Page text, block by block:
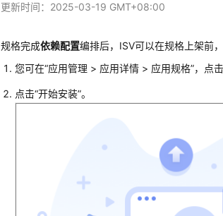
更新时间： 2025-03-19 GMT+08:00
规格完成依赖配置编排后，ISV可以在规格上架前
您可在“应用管理 > 应用详情 > 应用规格”，点击
点击“开始安装”。